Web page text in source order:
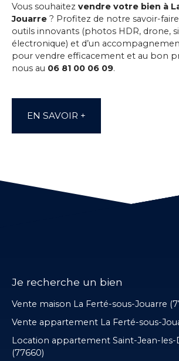
Vous souhaitez vendre votre bien à
Jouarre ? Profitez de notre savoir-
outils innovants (photos HDR, drone,
électronique) et d’un
pour vendre efficacement et au bon
nous au 06 81 00 06 09.
EN SAVOIR +
Je recherche un bien
Vente maison La Ferté-sous-Jouarre
Vente appartement La Ferté-sous-
Location appartement Saint-Jean-les-
(77660)